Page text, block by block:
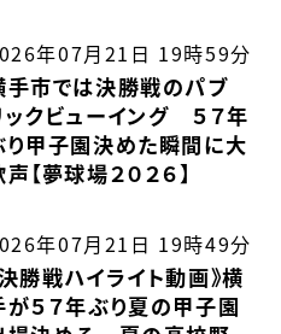
年07月21日 19時59分
手市では決勝戦のパブ
ックビューイング ５７年
り甲子園決めた瞬間に大
【夢球場２０２６】
年07月21日 19時49分
決勝戦ハイライト動画》横
が５７年ぶり夏の甲子園